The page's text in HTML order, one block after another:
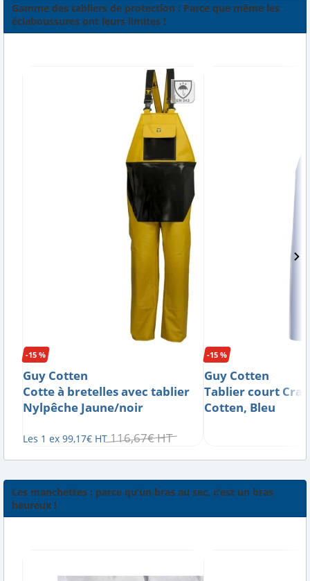
Gamme des tabliers de protection : Parce que même les
éclaboussures ont leurs limites !
-15 %
Guy Cotten
Cotte à bretelles avec tablier
Nylpêche Jaune/noir
Les 1 ex 99,17€ HT 116,67€HT
-15 %
Guy Cotten
Tablier court
Cotten, Bleu
Les manchettes : parce qu’un bras au sec, c’est un bras
heureux !